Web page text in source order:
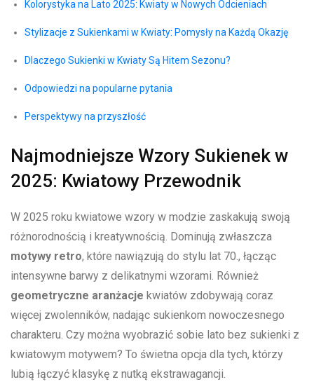
Kolorystyka ⁣na Lato 2025: Kwiaty w Nowych Odcieniach
Stylizacje ‌z ​Sukienkami w‌ Kwiaty: Pomysły na Każdą⁤ Okazję
Dlaczego Sukienki w Kwiaty Są ‌Hitem‌ Sezonu?
Odpowiedzi na popularne pytania
Perspektywy na⁣ przyszłość
Najmodniejsze Wzory Sukienek w‍
2025: Kwiatowy Przewodnik
W 2025 roku kwiatowe wzory w⁢ modzie zaskakują swoją⁣
różnorodnością⁣ i ⁢kreatywnością.‍ Dominują zwłaszcza
motywy retro,⁢ które⁢ nawiązują do stylu ⁤lat 70., łącząc
intensywne ⁤barwy z delikatnymi wzorami. Również
geometryczne aranżacje kwiatów⁤ zdobywają ⁣coraz
więcej zwolenników, nadając ⁤sukienkom nowoczesnego
charakteru. Czy można wyobrazić sobie ⁤lato bez sukienki z
kwiatowym motywem?​ To świetna⁢ opcja ‌dla ​tych, którzy
lubią łączyć klasykę z nutką ekstrawagancji.